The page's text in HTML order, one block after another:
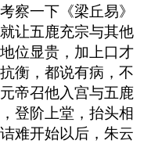
察一下《梁丘易》
让五鹿充宗与其他
位显贵，加上口才
衡，都说有病，不
帝召他入宫与五鹿
登阶上堂，抬头相
难开始以后，朱云